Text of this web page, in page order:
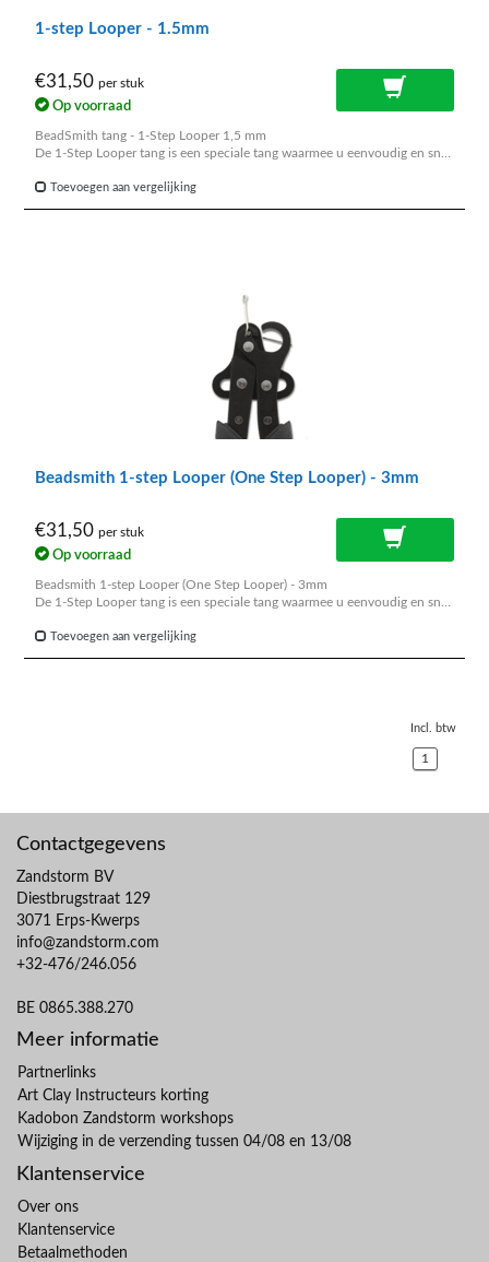
1-step Looper - 1.5mm
€31,50 per stuk
Op voorraad
BeadSmith tang - 1-Step Looper 1,5 mm
De 1-Step Looper tang is een speciale tang waarmee u eenvoudig en snel
bij het kettellen.
Toevoegen aan vergelijking
Beadsmith 1-step Looper (One Step Looper) - 3mm
€31,50 per stuk
Op voorraad
Beadsmith 1-step Looper (One Step Looper) - 3mm
De 1-Step Looper tang is een speciale tang waarmee u eenvoudig en snel
bij het kettellen.
Toevoegen aan vergelijking
Incl. btw
1
Contactgegevens
Zandstorm BV
Diestbrugstraat 129
3071 Erps-Kwerps
info@zandstorm.com
+32-476/246.056
BE 0865.388.270
Meer informatie
Partnerlinks
Art Clay Instructeurs korting
Kadobon Zandstorm workshops
Wijziging in de verzending tussen 04/08 en 13/08
Klantenservice
Over ons
Klantenservice
Betaalmethoden